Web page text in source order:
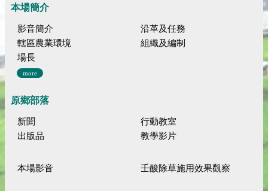
本場簡介
影音簡介
沿革及任務
轄區農業環境
組織及編制
場長
more
原鄉部落
新聞
行動教室
出版品
教學影片
本場影音 壬酸除草施用效果觀察